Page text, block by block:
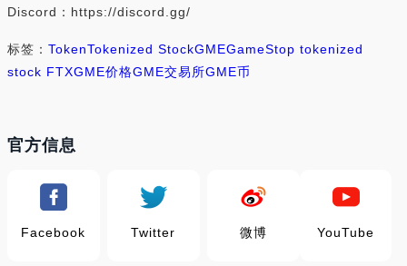
Discord：https://discord.gg/
标签： TokenTokenized StockGMEGameStop tokenized
stock FTXGME价格GME交易所GME币
官方信息
Facebook Twitter 微博 YouTube